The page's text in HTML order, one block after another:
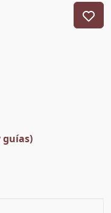
guías)